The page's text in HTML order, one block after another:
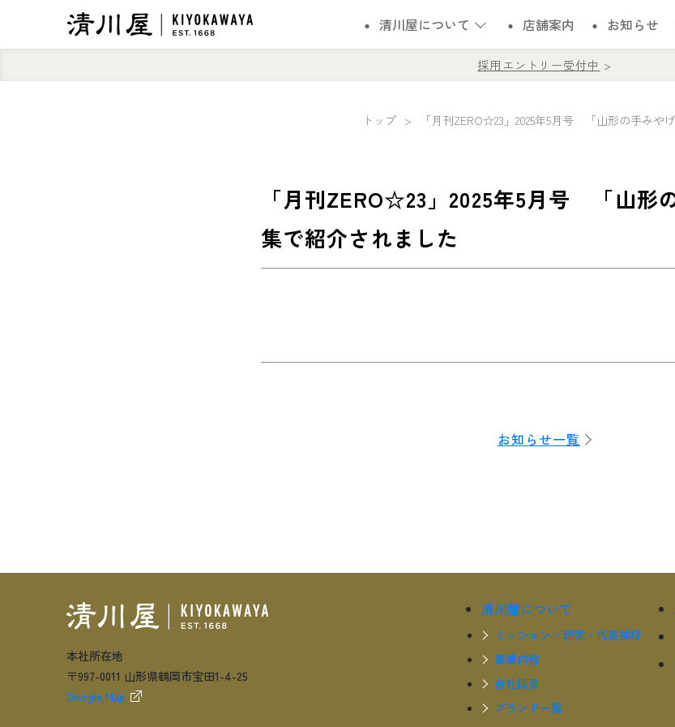
清川屋について 店舗案内 お知らせ
採用エントリー受付中
トップ
「月刊ZERO☆23」2025年5月号 「山形
集で紹介されました
お知らせ一覧
本社所在地
〒997-0011 山形県鶴岡市宝田1-4-25
Google Map
清川屋について
ミッション・理念・代表挨拶
事業内容
会社概要
ブランド一覧